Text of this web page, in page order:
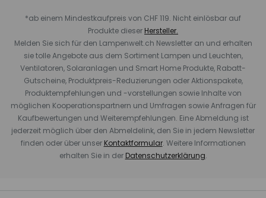
*ab einem Mindestkaufpreis von CHF 119. Nicht einlösbar auf
Produkte dieser Hersteller.
Melden Sie sich für den Lampenwelt.ch Newsletter an und erhalten
sie tolle Angebote aus dem Sortiment Lampen und Leuchten,
Ventilatoren, Solaranlagen und Smart Home Produkte, Rabatt-
Gutscheine, Produktpreis-Reduzierungen oder Aktionspakete,
Produktempfehlungen und -vorstellungen sowie Inhalte von
möglichen Kooperationspartnern und Umfragen sowie Anfragen für
Kaufbewertungen und Weiterempfehlungen. Eine Abmeldung ist
jederzeit möglich über den Abmeldelink, den Sie in jedem Newsletter
finden oder über unser Kontaktformular. Weitere Informationen
erhalten Sie in der Datenschutzerklärung.